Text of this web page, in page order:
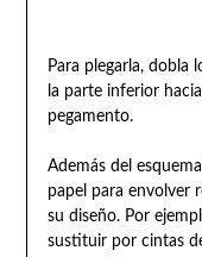
Para plegarla, dobla
la parte inferior
pegamento.
Además del
papel para envolver
su diseño. Por
sustituir por cintas